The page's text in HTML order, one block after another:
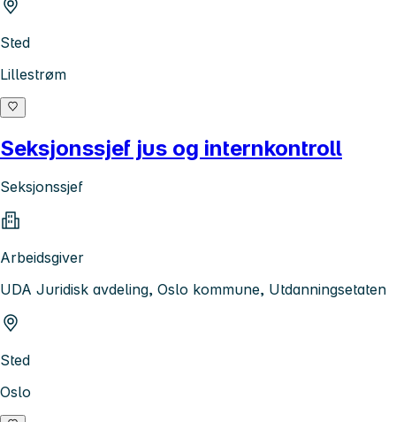
Sted
Lillestrøm
Seksjonssjef jus og internkontroll
Seksjonssjef
Arbeidsgiver
UDA Juridisk avdeling, Oslo kommune, Utdanningsetaten
Sted
Oslo